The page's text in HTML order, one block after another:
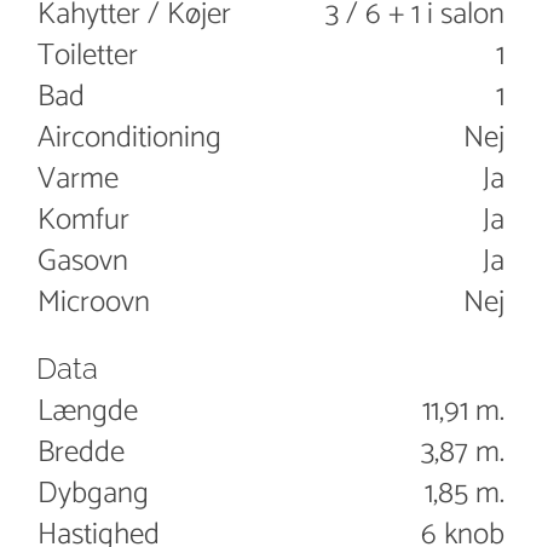
Kahytter / Køjer
3 / 6 + 1 i salon
Toiletter
1
Bad
1
Airconditioning
Nej
Varme
Ja
Komfur
Ja
Gasovn
Ja
Microovn
Nej
Data
Længde
11,91 m.
Bredde
3,87 m.
Dybgang
1,85 m.
Hastighed
6 knob